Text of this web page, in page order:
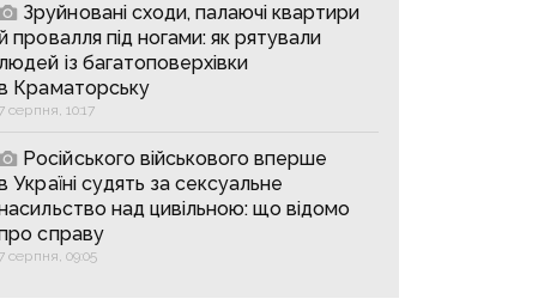
Зруйновані сходи, палаючі квартири
провалля під ногами: як рятували
із багатоповерхівки
Краматорську
7 серпня, 10:17
Російського військового вперше
Україні судять за сексуальне
над цивільною: що відомо
справу
7 серпня, 09:05